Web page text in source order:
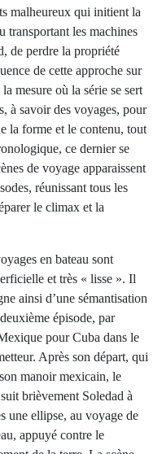
malheureux qui initient la
transportant les machines
de perdre la propriété
de cette approche sur
mesure où la série se sert
à savoir des voyages, pour
la forme et le contenu, tout
ce dernier se
de voyage apparaissent
réunissant tous les
le climax et la
en bateau sont
et très « lisse ». Il
ainsi d’une sémantisation
épisode, par
pour Cuba dans le
Après son départ, qui
manoir mexicain, le
brièvement Soledad à
une ellipse, au voyage de
appuyé contre le